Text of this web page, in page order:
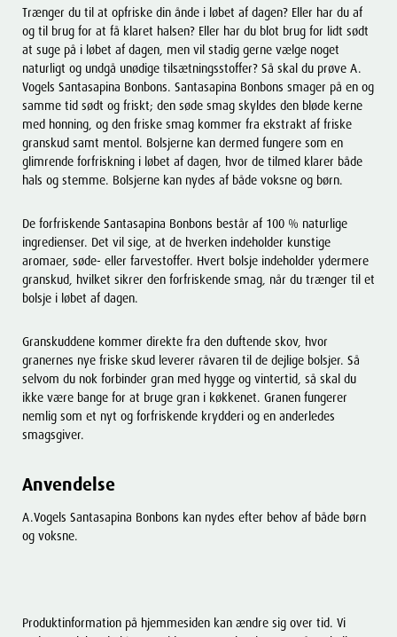
Trænger du til at opfriske din ånde i løbet af dagen? Eller har du af
og til brug for at få klaret halsen? Eller har du blot brug for lidt sødt
at suge på i løbet af dagen, men vil stadig gerne vælge noget
naturligt og undgå unødige tilsætningsstoffer? Så skal du prøve A.
Vogels Santasapina Bonbons. Santasapina Bonbons smager på en og
samme tid sødt og friskt; den søde smag skyldes den bløde kerne
med honning, og den friske smag kommer fra ekstrakt af friske
granskud samt mentol. Bolsjerne kan dermed fungere som en
glimrende forfriskning i løbet af dagen, hvor de tilmed klarer både
hals og stemme. Bolsjerne kan nydes af både voksne og børn.
De forfriskende Santasapina Bonbons består af 100 % naturlige
ingredienser. Det vil sige, at de hverken indeholder kunstige
aromaer, søde- eller farvestoffer. Hvert bolsje indeholder ydermere
granskud, hvilket sikrer den forfriskende smag, når du trænger til et
bolsje i løbet af dagen.
Granskuddene kommer direkte fra den duftende skov, hvor
granernes nye friske skud leverer råvaren til de dejlige bolsjer. Så
selvom du nok forbinder gran med hygge og vintertid, så skal du
ikke være bange for at bruge gran i køkkenet. Granen fungerer
nemlig som et nyt og forfriskende krydderi og en anderledes
smagsgiver.
Anvendelse
A.Vogels Santasapina Bonbons kan nydes efter behov af både børn
og voksne.
Produktinformation på hjemmesiden kan ændre sig over tid. Vi